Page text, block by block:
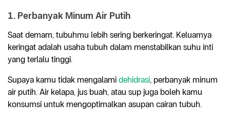
1. Perbanyak Minum Air Putih
Saat demam, tubuhmu lebih sering berkeringat. Keluarnya
keringat adalah usaha tubuh dalam menstabilkan suhu inti
yang terlalu tinggi.
Supaya kamu tidak mengalami dehidrasi, perbanyak minum
air putih. Air kelapa, jus buah, atau sup juga boleh kamu
konsumsi untuk mengoptimalkan asupan cairan tubuh.